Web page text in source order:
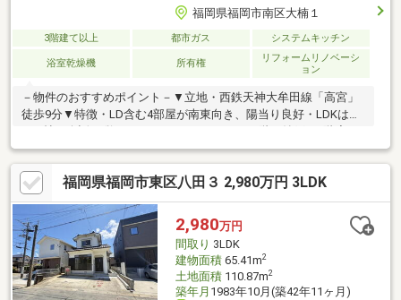
福岡県福岡市南区大楠１
3階建て以上 都市ガス システムキッチン
浴室乾燥機 所有権
リフォームリノベーシ
ョン
－物件のおすすめポイント－▼立地・西鉄天神大牟田線「高宮」
徒歩9分▼特徴・LD含む4部屋が南東向き、陽当り良好・LDKは約
のWIC等、随所に収納有・洗面室2か所、トイレ3か所(各階)有・
2026年3月 3階洋室フロアタイル上張・カーポート有(車種によ
る)▼設備・食洗機・IHコンロ・浴室乾燥機▼2026年3月外装リフ
ォーム済・外壁塗装▼周辺環境・大楠小学校 徒歩5分(約370m)■
ご希望の住まい探しをお手伝いします ━━━━━・・・物件の詳
細・ご相談はお気軽にお問い合わせください。
福岡県福岡市東区八田３ 2,980万円 3LDK
2,980万円
間取り 3LDK
建物面積65.41m2
土地面積110.87m2
築年月 1983年10月(築42年11ヶ月)